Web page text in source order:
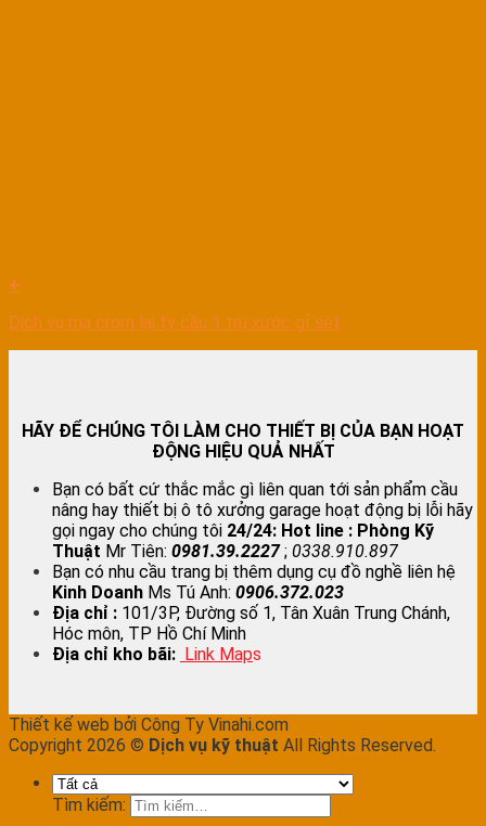
+
Dịch vụ mạ crom lại ty cầu 1 trụ xước gỉ sét
HÃY ĐỂ CHÚNG TÔI LÀM CHO THIẾT BỊ CỦA BẠN HOẠT
ĐỘNG HIỆU QUẢ NHẤT
Bạn có bất cứ thắc mắc gì liên quan tới sản phẩm cầu
nâng hay thiết bị ô tô xưởng garage hoạt động bị lỗi hãy
gọi ngay cho chúng tôi 24/24: Hot line : Phòng Kỹ
Thuật Mr Tiên: 0981.39.2227; 0338.910.897
Bạn có nhu cầu trang bị thêm dụng cụ đồ nghề liên hệ
Kinh Doanh Ms Tú Anh: 0906.372.023
Địa chỉ : 101/3P, Đường số 1, Tân Xuân Trung Chánh,
Hóc môn, TP Hồ Chí Minh
Địa chỉ kho bãi: Link Maps
Thiết kế web bởi Công Ty Vinahi.com
Copyright 2026 © Dịch vụ kỹ thuật All Rights Reserved.
Tìm kiếm: